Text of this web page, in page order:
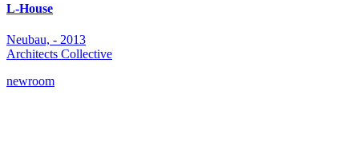
L-House
Neubau, - 2013
Architects Collective
newroom